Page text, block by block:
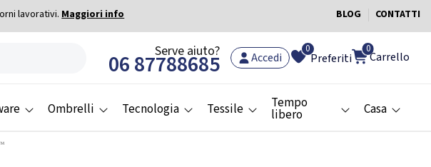
lavorativi.Maggiori info BLOG CONTATTI
Serve aiuto?
06 87788685 Accedi Preferiti
0 0
Carrello
Ombrelli Tecnologia Tessile Tempo
libero Casa